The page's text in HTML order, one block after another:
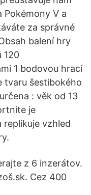
Pokémony V a
za správné
balení hry
120
1 bodovou hrací
tvaru šestibokého
: věk od 13
je
vzhled
z 6 inzerátov.
Cez 400